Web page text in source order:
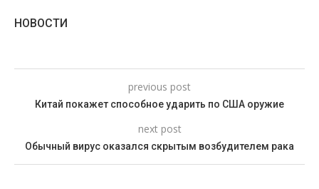
НОВОСТИ
previous post
Китай покажет способное ударить по США оружие
next post
Обычный вирус оказался скрытым возбудителем рака